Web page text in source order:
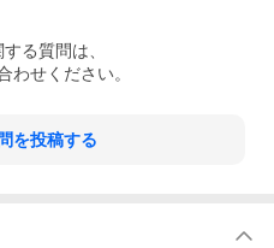
る質問は、
わせください。
を投稿する